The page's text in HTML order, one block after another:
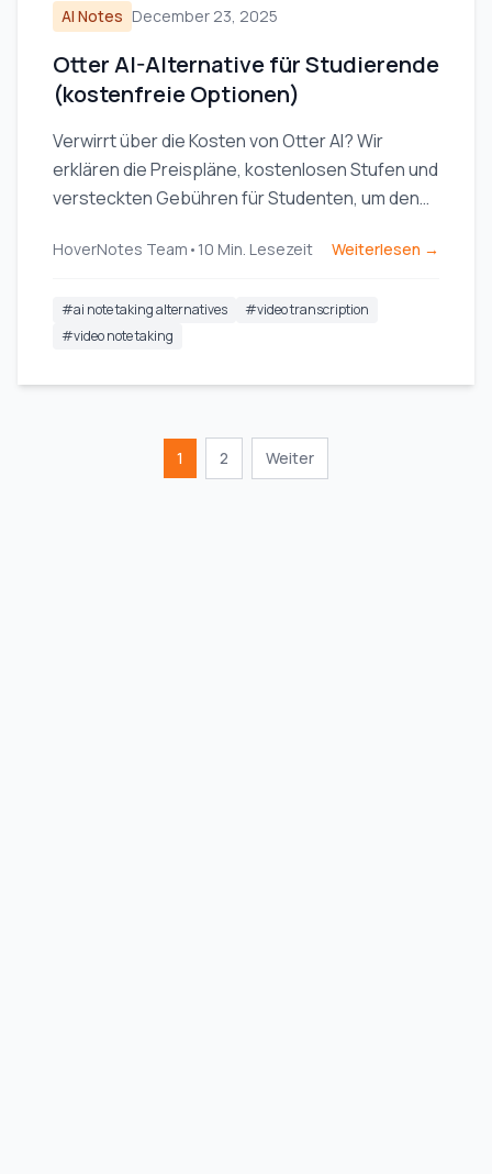
AI Notes December 23, 2025
Otter AI-Alternative für Studierende
(kostenfreie Optionen)
Verwirrt über die Kosten von Otter AI? Wir
erklären die Preispläne, kostenlosen Stufen und
versteckten Gebühren für Studenten, um den
finden.
HoverNotes Team • 10 Min. Lesezeit Weiterlesen →
#ai note taking alternatives #video transcription
#video note taking
1 2 Weiter